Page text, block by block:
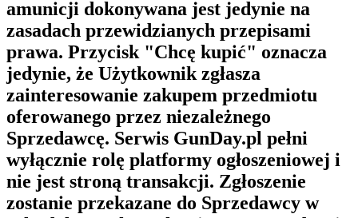
amunicji dokonywana jest jedynie na
zasadach przewidzianych przepisami
prawa. Przycisk "Chcę kupić" oznacza
jedynie, że Użytkownik zgłasza
zainteresowanie zakupem przedmiotu
oferowanego przez niezależnego
Sprzedawcę. Serwis GunDay.pl pełni
wyłącznie rolę platformy ogłoszeniowej i
nie jest stroną transakcji. Zgłoszenie
zostanie przekazane do Sprzedawcy w